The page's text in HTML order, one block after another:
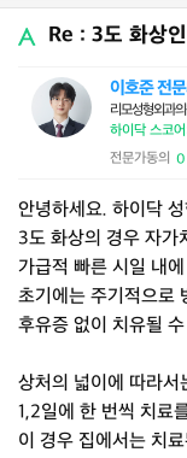
Re : 3도 화상
이호준 전
리모성형외과
하이닥 스코
전문가동의 0
안녕하세요. 하이닥
3도 화상의 경우 자가
가급적 빠른 시일 내
초기에는 주기적으로
후유증 없이 치유될
상처의 넓이에 따라
1,2일에 한 번씩 치료
이 경우 집에서는 치